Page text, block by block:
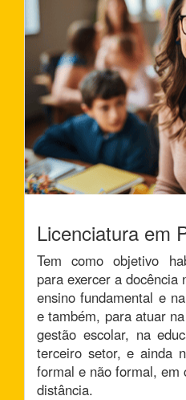
Licenciatura em
Tem como objetivo
para exercer a docência
ensino fundamental e
e também, para atuar
gestão escolar, na
terceiro setor, e ainda
formal e não formal, em
distância.